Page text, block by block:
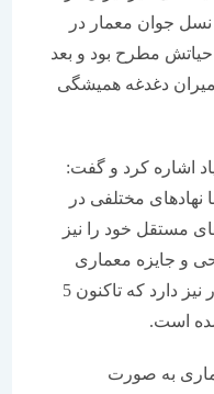
معمار در
مطرح بود و بعد
دغدغه همیشگی
کرد و گفت:
مختلفی در
خود را نیز
معماری
میرمیران و بزرگداشت روز معمار نیز دارد که تاکنون 5
به صورت